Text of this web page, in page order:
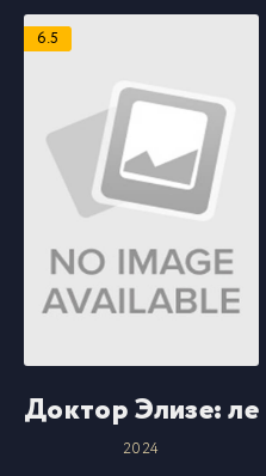
6.5
Доктор Элизе:
2024